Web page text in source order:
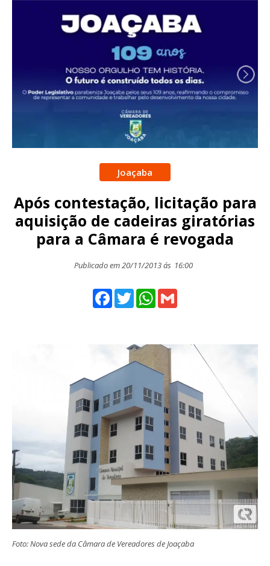
Joaçaba
Após contestação, licitação para
aquisição de cadeiras giratórias
para a Câmara é revogada
Publicado em 20/11/2013 ás 16:00
Facebook
TwitterWhatsApp
Foto: Nova sede da Câmara de Vereadores de Joaçaba